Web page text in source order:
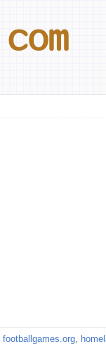
footballgames.org,